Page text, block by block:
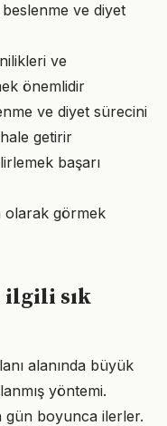
ve diyet
ve
önemlidir
ve diyet sürecini
getirir
başarı
olarak görmek
ilgili sık
alanında büyük
yöntemi.
boyunca ilerler.